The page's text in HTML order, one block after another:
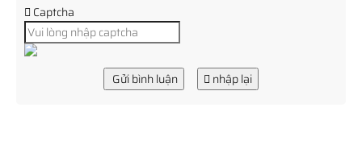
Captcha
Gửi bình luận nhập lại